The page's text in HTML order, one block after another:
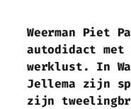
Weerman Piet
autodidact met
werklust. In
Jellema zijn
zijn